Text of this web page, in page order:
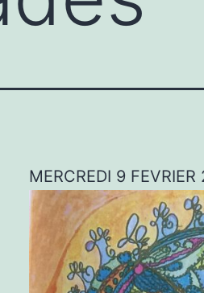
MERCREDI 9